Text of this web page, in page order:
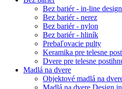
Bez bariér - in-line design
Bez bariér - nerez
Bez bariér - nylon
Bez bariér - hliník
Prebaľovacie pulty
Keramika pre telesne
Dvere pre telesne
Madlá na dvere
Objektové madlá na
Madlá na dvere Design